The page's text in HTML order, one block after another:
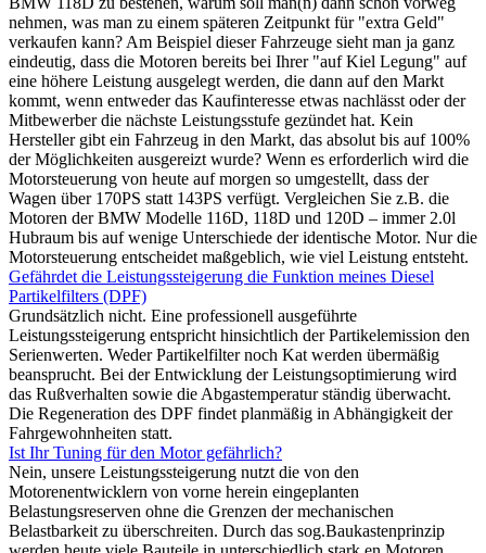
nehmen, was man zu einem späteren Zeitpunkt für "extra Geld"
verkaufen kann? Am Beispiel dieser Fahrzeuge sieht man ja ganz
eindeutig, dass die Motoren bereits bei Ihrer "auf Kiel Legung" auf
eine höhere Leistung ausgelegt werden, die dann auf den Markt
kommt, wenn entweder das Kaufinteresse etwas nachlässt oder der
Mitbewerber die nächste Leistungsstufe gezündet hat. Kein
Hersteller gibt ein Fahrzeug in den Markt, das absolut bis auf 100%
der Möglichkeiten ausgereizt wurde? Wenn es erforderlich wird die
Motorsteuerung von heute auf morgen so umgestellt, dass der
Wagen über 170PS statt 143PS verfügt. Vergleichen Sie z.B. die
Motoren der BMW Modelle 116D, 118D und 120D – immer 2.0l
Hubraum bis auf wenige Unterschiede der identische Motor. Nur die
Motorsteuerung entscheidet maßgeblich, wie viel Leistung entsteht.
Gefährdet die Leistungssteigerung die Funktion meines Diesel
Partikelfilters (DPF)
Grundsätzlich nicht. Eine professionell ausgeführte
Leistungssteigerung entspricht hinsichtlich der Partikelemission den
Serienwerten. Weder Partikelfilter noch Kat werden übermäßig
beansprucht. Bei der Entwicklung der Leistungsoptimierung wird
das Rußverhalten sowie die Abgastemperatur ständig überwacht.
Die Regeneration des DPF findet planmäßig in Abhängigkeit der
Fahrgewohnheiten statt.
Ist Ihr Tuning für den Motor gefährlich?
Nein, unsere Leistungssteigerung nutzt die von den
Motorenentwicklern von vorne herein eingeplanten
Belastungsreserven ohne die Grenzen der mechanischen
Belastbarkeit zu überschreiten. Durch das sog.Baukastenprinzip